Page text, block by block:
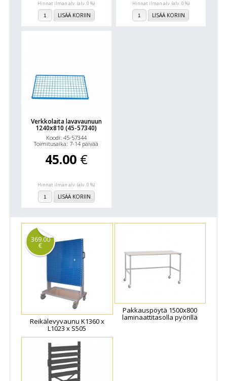
Hinnat ilman alv. (alv. 0 %)
LISÄÄ KORIIN
Hinnat ilman alv. (alv. 0 %)
LISÄÄ KORIIN
Verkkolaita lavavaunuun
1240x810 (45-57340)
Koodi: 45-57344
Toimitusaika: 7-14 päivää
45.00 €
Hinnat ilman alv. (alv. 0 %)
LISÄÄ KORIIN
369.00
€
Reikälevyvaunu K1360 x
L1023 x S505
Pakkauspöytä 1500x800
laminaattitasolla pyörillä